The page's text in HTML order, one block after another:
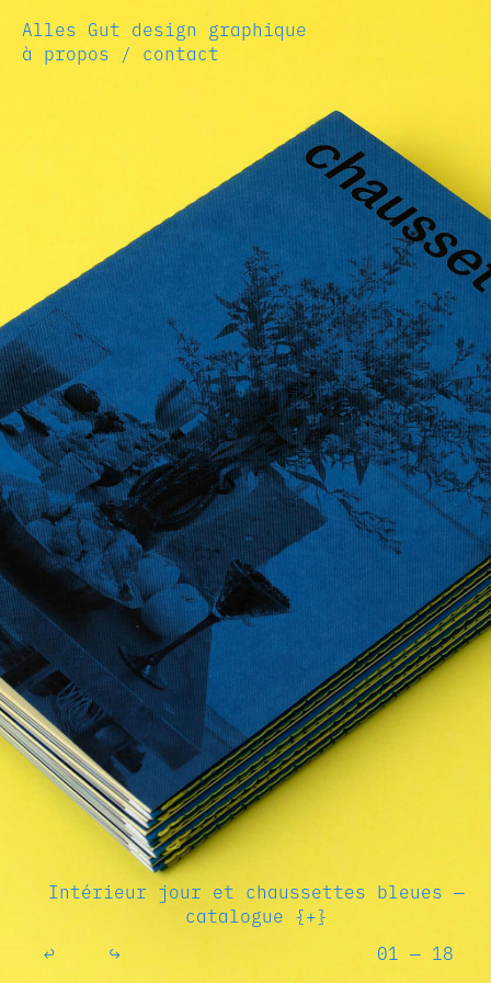
↩ ↪
Intérieur jour et chaussettes bleues —
catalogue {+}
01 — 18
Alles Gut design graphique
à propos / contact